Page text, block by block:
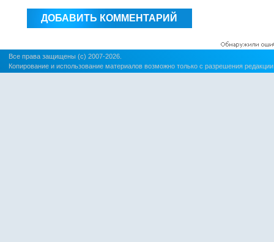
Все права защищены (c) 2007-2026.
Копирование и использование материалов возможно только с разрешения